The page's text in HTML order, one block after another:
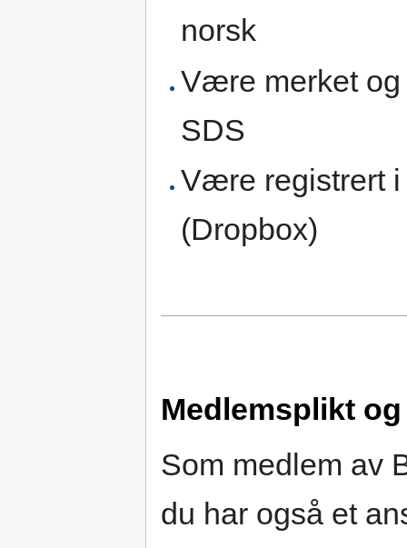
norsk
Være merket og
SDS
Være registrert i
(Dropbox)
Medlemsplikt
Som medlem av
du har også et